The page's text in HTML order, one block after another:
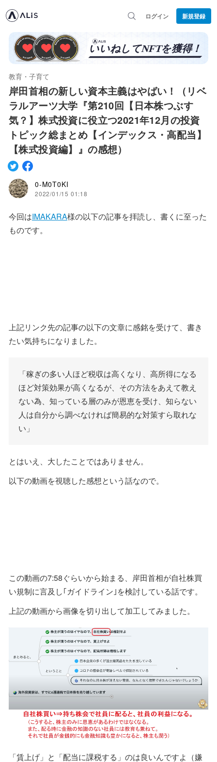
ログイン 新規登録
教育・子育て
岸田首相の新しい資本主義はやばい！（リベ
ラルアーツ大学『第210回【日本株つぶす
気？】株式投資に役立つ2021年12月の投資
トピック総まとめ【インデックス・高配当】
【株式投資編】』の感想）
0-M0T0KI
2022/01/15 01:18
今回はIMAKARA様の以下の記事を拝読し、書くに至った
ものです。
上記リンク先の記事の以下の文章に感銘を受けて、書き
たい気持ちになりました。
「稼ぎの多い人ほど税収は高くなり、高所得になる
ほど対策効果が高くなるが、その方法をあえて教え
ない為、知っている層のみが恩恵を受け、知らない
人は自分から調べなければ簡易的な対策すら取れな
い」
とはいえ、大したことではありません。
以下の動画を視聴した感想という話なので。
この動画の7:58ぐらいから始まる、岸田首相が自社株買
い規制に言及し｢ガイドライン｣を検討している話です。
上記の動画から画像を切り出して加工してみました。
「賃上げ」と「配当に課税する」のは良いんですよ（嫌